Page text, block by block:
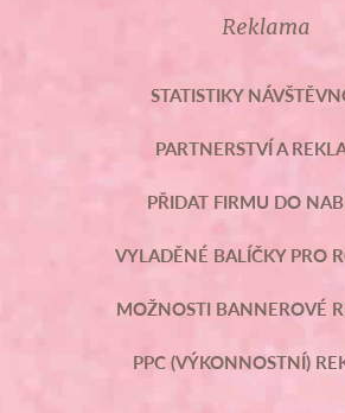
Reklama
STATISTIKY
PARTNERSTVÍ A
PŘIDAT FIRMU DO
VYLADĚNÉ BALÍČKY PRO
MOŽNOSTI BANNEROVÉ
PPC (VÝKONNOSTNÍ)